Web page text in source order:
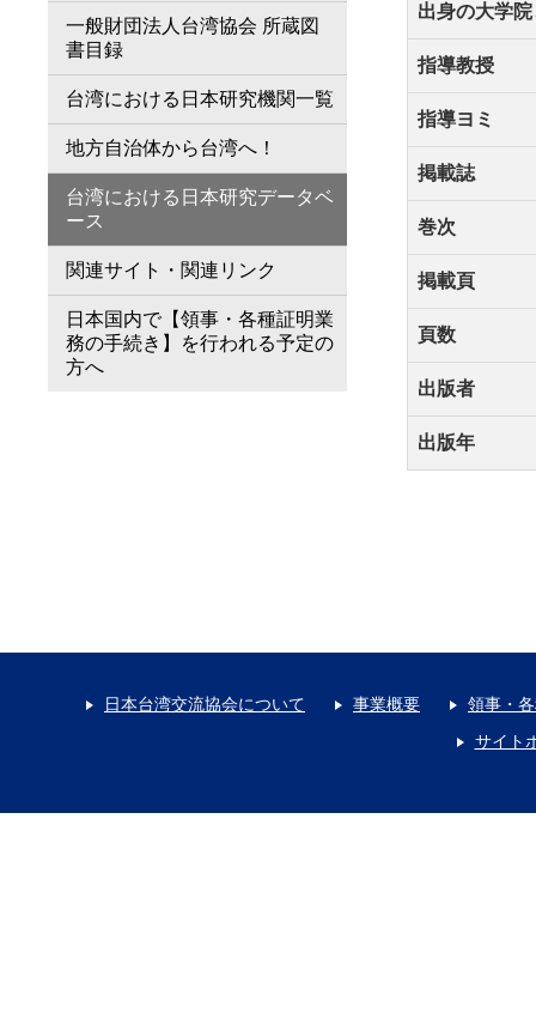
出身の大学
指導教授
指導ヨミ
掲載誌
巻次
掲載頁
頁数
出版者
出版年
一般財団法人台湾協会 所蔵図
書目録
台湾における日本研究機関一覧
地方自治体から台湾へ！
台湾における日本研究データベ
ース
関連サイト・関連リンク
日本国内で【領事・各種証明業
務の手続き】を行われる予定の
方へ
日本台湾交流協会について 事業概要 領事・
サイト